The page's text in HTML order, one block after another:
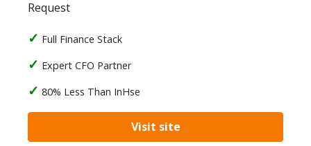
Request
Full Finance Stack
Expert CFO Partner
80% Less Than InHse
Visit site